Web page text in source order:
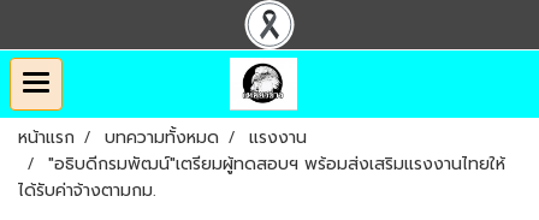
หน้าแรก บทความทั้งหมด
แรงงาน
"อธิบดีกรมพัฒน์"เตรียมผู้ทดสอบฯ พร้อมส่งเสริมแรงงานไทยให้
ได้รับค่าจ้างตามกม.